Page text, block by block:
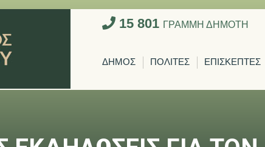
15 801 ΓΡΑΜΜΗ ΔΗΜΟΤΗ
ΔΗΜΟΣ ΠΟΛΙΤΕΣ ΕΠΙΣΚΕΠΤΕΣ